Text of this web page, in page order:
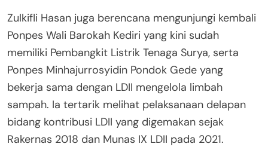
Zulkifli Hasan juga berencana mengunjungi kembali
Ponpes Wali Barokah Kediri yang kini sudah
memiliki Pembangkit Listrik Tenaga Surya, serta
Ponpes Minhajurrosyidin Pondok Gede yang
bekerja sama dengan LDII mengelola limbah
sampah. Ia tertarik melihat pelaksanaan delapan
bidang kontribusi LDII yang digemakan sejak
Rakernas 2018 dan Munas IX LDII pada 2021.